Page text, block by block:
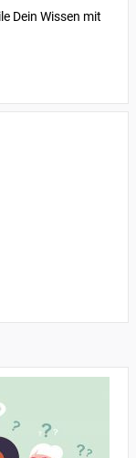
Dein Wissen mit